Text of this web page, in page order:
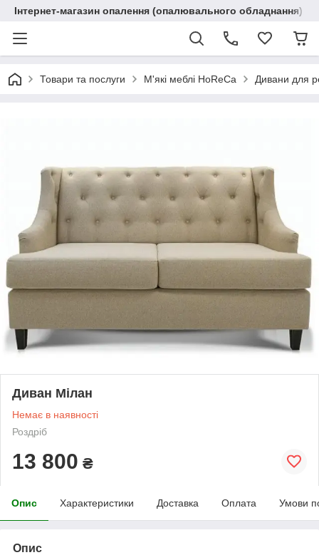
Інтернет-магазин опалення (опалювального обладнання)
Товари та послуги М'які меблі HoReCa Дивани для
Диван Мілан
Немає в наявності
Роздріб
13 800 ₴
Опис Характеристики Доставка Оплата Умови
Опис